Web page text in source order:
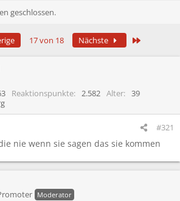
geschlossen.
17 von 18 Nächste
Reaktionspunkte 2.582 Alter
39
#321
nie wenn sie sagen das sie kommen
Moderator